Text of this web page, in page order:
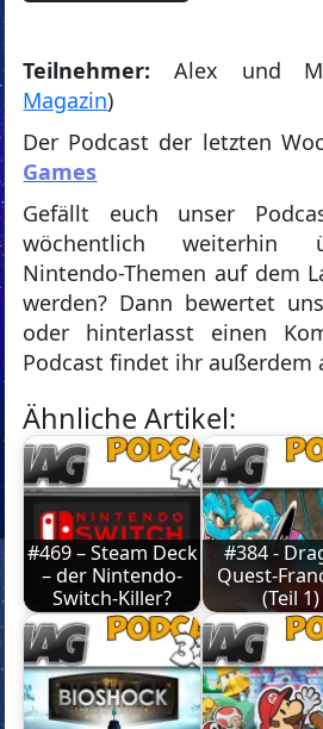
Teilnehmer: Alex und
Magazin)
Der Podcast der letzten
Games
Gefällt euch unser
wöchentlich weiterhin
Nintendo-Themen auf dem
werden? Dann bewertet
oder hinterlasst einen
Podcast findet ihr
Ähnliche Artikel:
#469 – Steam Deck
– der Nintendo-
Switch-Killer?
#384 -
Quest-
(Teil 1)